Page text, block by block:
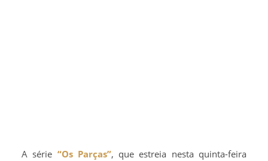
A série “Os Parças”, que estreia nesta quinta-feira